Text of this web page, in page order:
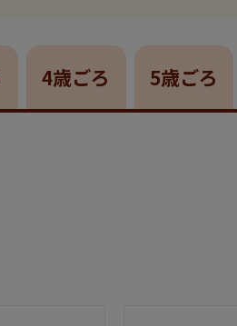
4歳ごろ 5歳ごろ